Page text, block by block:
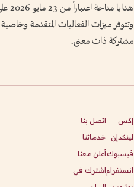
وتتوفر ميزات الفعاليات المتقدمة
مشتركة ذات معنى.
إكس
لينكدإن
فيسبوك
انستغرام
اتصل بنا
خدماتنا
أعلن معنا
اشترك في